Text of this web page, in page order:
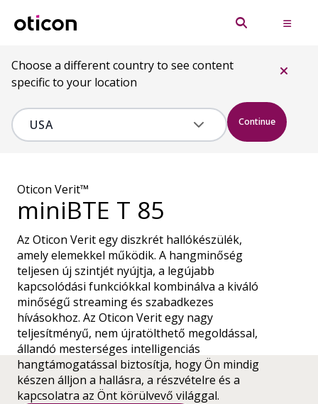
Choose a different country to see content
specific to your location
Continue
Oticon Verit™
miniBTE T 85
Az Oticon Verit egy diszkrét hallókészülék,
amely elemekkel működik. A hangminőség
teljesen új szintjét nyújtja, a legújabb
kapcsolódási funkciókkal kombinálva a kiváló
minőségű streaming és szabadkezes
hívásokhoz. Az Oticon Verit egy nagy
teljesítményű, nem újratölthető megoldással,
állandó mesterséges intelligenciás
hangtámogatással biztosítja, hogy Ön mindig
készen álljon a hallásra, a részvételre és a
kapcsolatra az Önt körülvevő világgal.